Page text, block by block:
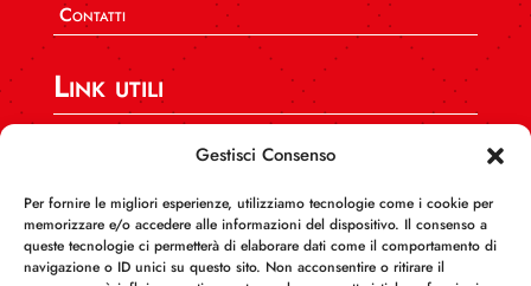
Gestisci Consenso
Per fornire le migliori esperienze, utilizziamo tecnologie come i cookie per
memorizzare e/o accedere alle informazioni del dispositivo. Il consenso a
queste tecnologie ci permetterà di elaborare dati come il comportamento di
navigazione o ID unici su questo sito. Non acconsentire o ritirare il
Contatti
Link utili
SPI CGIL Nazionale
CGIL Calabria
INCA Calabria